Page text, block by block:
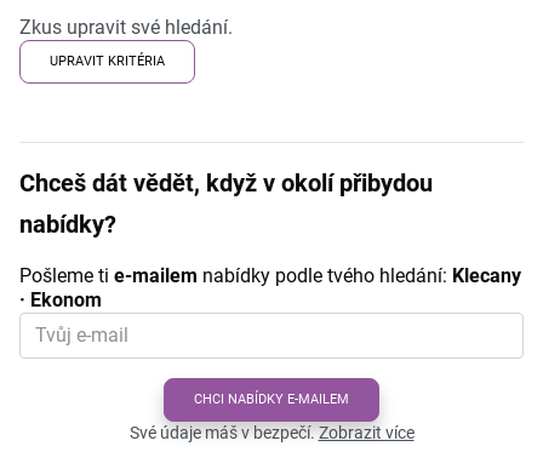
Zkus upravit své hledání.
UPRAVIT KRITÉRIA
Chceš dát vědět, když v okolí přibydou
nabídky?
Pošleme ti e-mailem nabídky podle tvého hledání: Klecany
· Ekonom
CHCI NABÍDKY E-MAILEM
Své údaje máš v bezpečí.Zobrazit více